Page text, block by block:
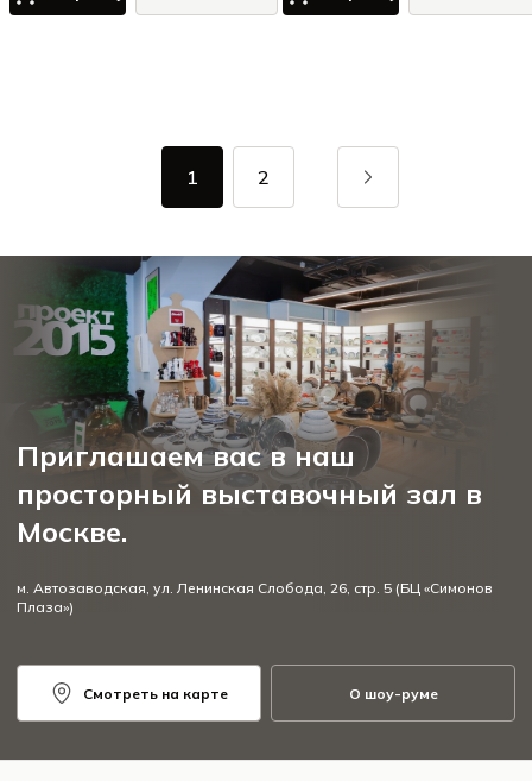
1 2
Приглашаем вас в наш
просторный выставочный зал в
Москве.
м. Автозаводская, ул. Ленинская Слобода, 26, стр. 5 (БЦ «Симонов
Плаза»)
Смотреть на карте О шоу-руме